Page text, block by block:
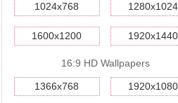
1024x768 1280x1024
1600x1200 1920x1440
16:9 HD Wallpapers
1366x768 1920x1080